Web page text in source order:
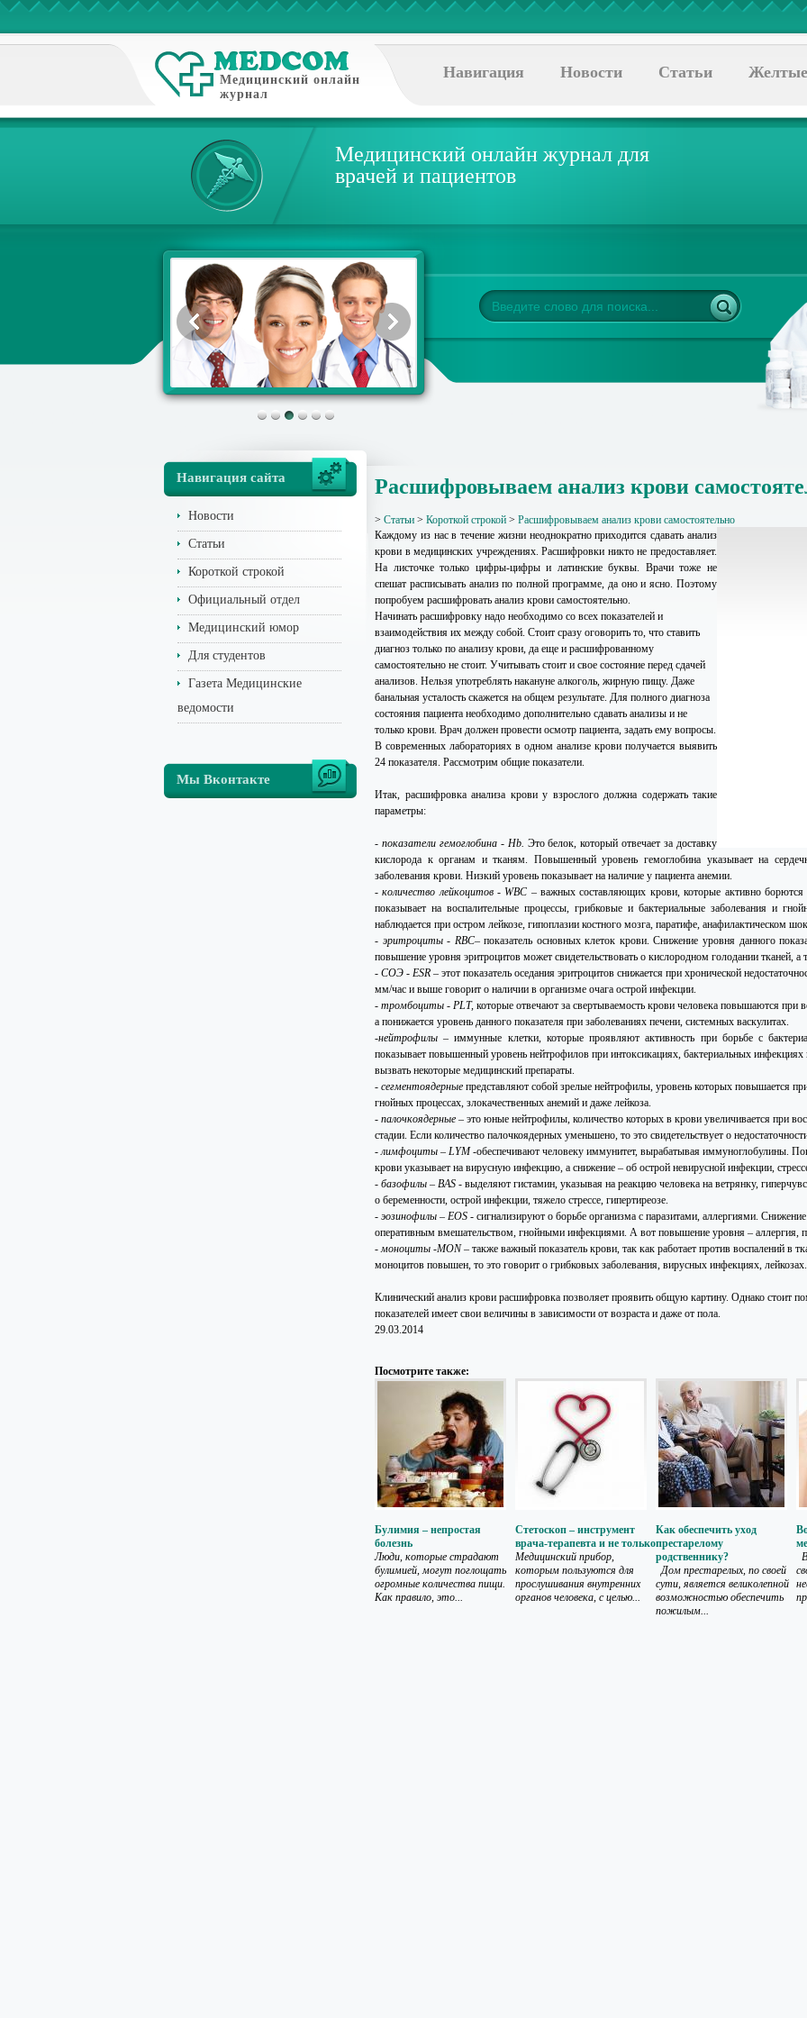
Медицинский онлайн
журнал
Навигация Новости Статьи
Медицинский онлайн журнал для
врачей и пациентов
Навигация сайта
Новости
Статьи
Короткой строкой
Официальный отдел
Медицинский юмор
Для студентов
Газета Медицинские
ведомости
Мы Вконтакте
Расшифровываем анализ крови
> Статьи > Короткой строкой > Расшифровываем анализ крови самостоятельно
Каждому из нас в течение жизни неоднократно приходится сдавать анализ
крови в медицинских учреждениях. Расшифровки никто не предоставляет.
На листочке только цифры-цифры и латинские буквы. Врачи тоже не
спешат расписывать анализ по полной программе, да оно и ясно. Поэтому
попробуем расшифровать анализ крови самостоятельно.
Начинать расшифровку надо необходимо со всех показателей и
взаимодействия их между собой. Стоит сразу оговорить то, что ставить
диагноз только по анализу крови, да еще и расшифрованному
самостоятельно не стоит. Учитывать стоит и свое состояние перед сдачей
анализов. Нельзя употреблять накануне алкоголь, жирную пищу. Даже
банальная усталость скажется на общем результате. Для полного диагноза
состояния пациента необходимо дополнительно сдавать анализы и не
только крови. Врач должен провести осмотр пациента, задать ему вопросы.
В современных лабораториях в одном анализе крови получается выявить
24 показателя. Рассмотрим общие показатели.
Итак, расшифровка анализа крови у взрослого должна содержать такие
параметры:
- показатели гемоглобина - Hb. Это белок, который отвечает за доставку
кислорода к органам и тканям. Повышенный уровень гемоглобина указывает на
заболевания крови. Низкий уровень показывает на наличие у пациента анемии.
-количество лейкоцитов - WBC – важных составляющих крови, которые активно
показывает на воспалительные процессы, грибковые и бактериальные заболевания и
наблюдается при остром лейкозе, гипоплазии костного мозга, паратифе, анафилактическом
- эритроциты - RBC– показатель основных клеток крови. Снижение уровня данного
повышение уровня эритроцитов может свидетельствовать о кислородном голодании тканей, а
- СОЭ - ESR – этот показатель оседания эритроцитов снижается при хронической
мм/час и выше говорит о наличии в организме очага острой инфекции.
- тромбоциты - PLT, которые отвечают за свертываемость крови человека повышаются при
а понижается уровень данного показателя при заболеваниях печени, системных васкулитах.
-нейтрофилы– иммунные клетки, которые проявляют активность при борьбе с
показывает повышенный уровень нейтрофилов при интоксикациях, бактериальных
вызвать некоторые медицинский препараты.
- сегментоядерные представляют собой зрелые нейтрофилы, уровень которых повышается
гнойных процессах, злокачественных анемий и даже лейкоза.
- палочкоядерные – это юные нейтрофилы, количество которых в крови увеличивается при
стадии. Если количество палочкоядерных уменьшено, то это свидетельствует о
-лимфоциты – LYM-обеспечивают человеку иммунитет, вырабатывая иммуноглобулины.
крови указывает на вирусную инфекцию, а снижение – об острой невирусной инфекции,
- базофилы – BAS - выделяют гистамин, указывая на реакцию человека на ветрянку,
о беременности, острой инфекции, тяжело стрессе, гипертиреозе.
- эозинофилы – EOS - сигнализируют о борьбе организма с паразитами, аллергиями.
оперативным вмешательством, гнойными инфекциями. А вот повышение уровня – аллергия,
-моноциты -MON– также важный показатель крови, так как работает против воспалений в
моноцитов повышен, то это говорит о грибковых заболевания, вирусных инфекциях, лейкозах.
Клинический анализ крови расшифровка позволяет проявить общую картину. Однако стоит
показателей имеет свои величины в зависимости от возраста и даже от пола.
29.03.2014
Посмотрите также:
Булимия – непростая
болезнь
Люди, которые страдают
булимией, могут поглощать
огромные количества пищи.
Как правило, это...
Стетоскоп – инструмент
врача-терапевта и не только
Медицинский прибор,
которым пользуются для
прослушивания внутренних
органов человека, с целью...
Как обеспечить уход
престарелому
родственнику?
Дом престарелых, по своей
сути, является великолепной
возможностью обеспечить
пожилым...